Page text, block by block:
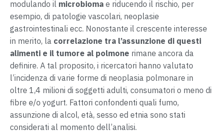
modulando il microbioma e riducendo il rischio, per
esempio, di patologie vascolari, neoplasie
gastrointestinali ecc. Nonostante il crescente interesse
in merito, la correlazione tra l’assunzione di questi
alimenti e il tumore al polmone rimane ancora da
definire. A tal proposito, i ricercatori hanno valutato
l’incidenza di varie forme di neoplasia polmonare in
oltre 1,4 milioni di soggetti adulti, consumatori o meno di
fibre e/o yogurt. Fattori confondenti quali fumo,
assunzione di alcol, età, sesso ed etnia sono stati
considerati al momento dell’analisi.